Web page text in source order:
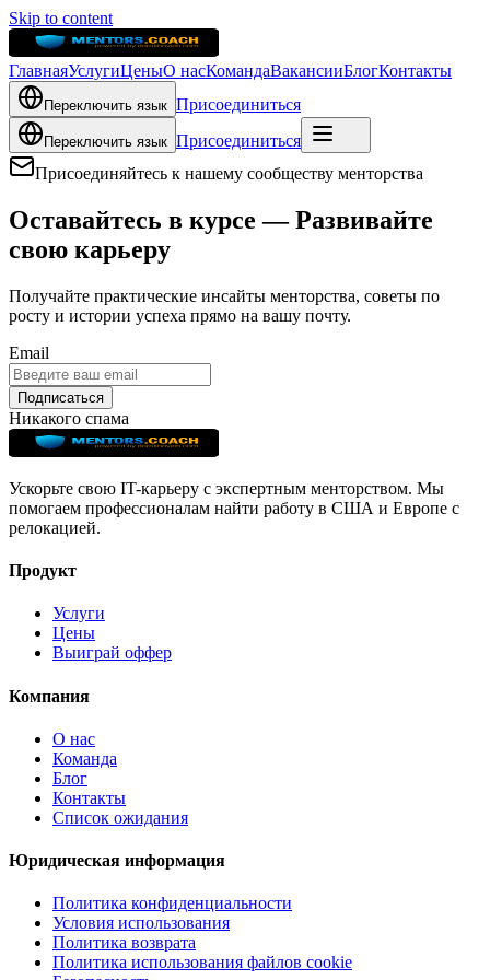
Skip to content
ГлавнаяУслугиЦеныО насКомандаВакансииБлогКонтакты
Переключить язык Присоединиться
Переключить язык Присоединиться
Присоединяйтесь к нашему сообществу менторства
Оставайтесь в курсе — Развивайте
свою карьеру
Получайте практические инсайты менторства, советы по
росту и истории успеха прямо на вашу почту.
Email
Подписаться
Никакого спама
Ускорьте свою IT-карьеру с экспертным менторством. Мы
помогаем профессионалам найти работу в США и Европе с
релокацией.
Продукт
Услуги
Цены
Выиграй оффер
Компания
О нас
Команда
Блог
Контакты
Список ожидания
Юридическая информация
Политика конфиденциальности
Условия использования
Политика возврата
Политика использования файлов cookie